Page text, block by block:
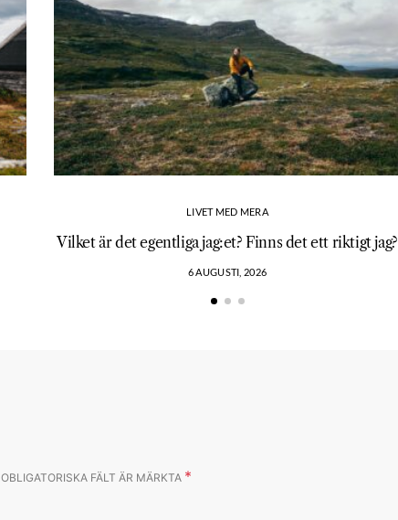
LIVET MED MERA
Vilket är det egentliga jag:et? Finns det ett riktigt jag?
6 AUGUSTI, 2026
OBLIGATORISKA FÄLT ÄR MÄRKTA *